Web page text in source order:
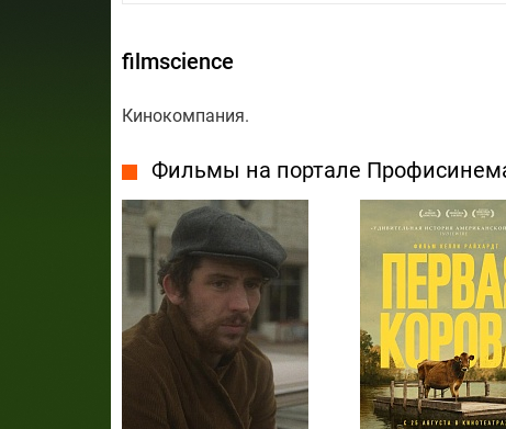
filmscience
Кинокомпания.
Фильмы на портале